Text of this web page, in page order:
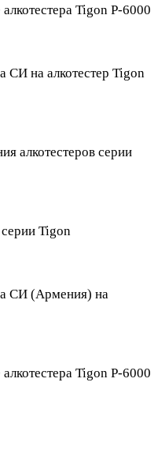
Tigon P-6000
СИ на алкотестер Tigon
алкотестеров серии
Tigon
СИ (Армения) на
Tigon P-6000